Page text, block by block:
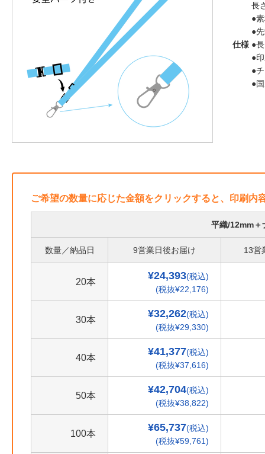
仕様
長
●
●
●
●
●
●
ご希望の数量に応じた金額をクリックすると、印刷内
平織/12mm＋
数量／納品日 9営業日後お届け 13営
20本
¥24,393(税込)
(税抜¥22,176)
30本
¥32,262(税込)
(税抜¥29,330)
40本
¥41,377(税込)
(税抜¥37,616)
50本
¥42,704(税込)
(税抜¥38,822)
100本
¥65,737(税込)
(税抜¥59,761)